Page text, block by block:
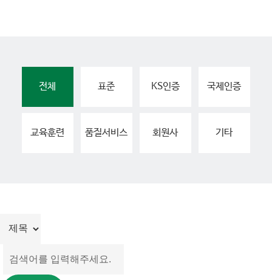
전체 표준 KS인증 국제인증
교육훈련 품질서비스 회원사 기타